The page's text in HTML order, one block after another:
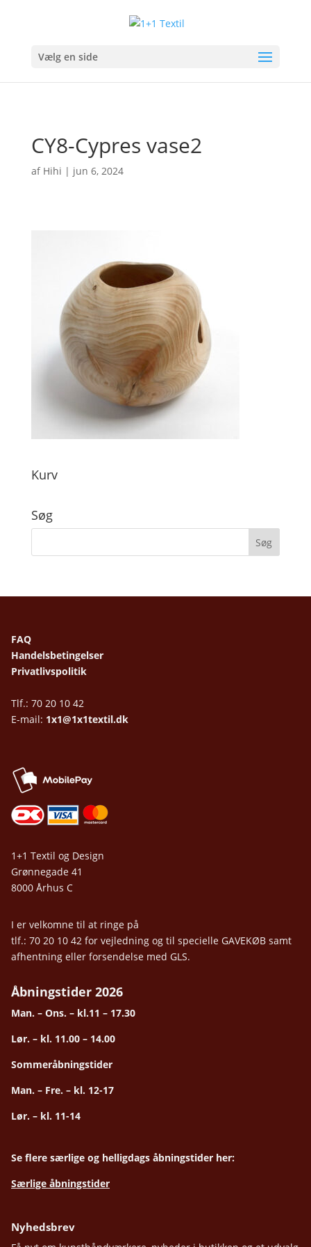
Vælg en side
CY8-Cypres vase2
af Hihi | jun 6, 2024
Kurv
Søg
FAQ
Handelsbetingelser
Privatlivspolitik
Tlf.: 70 20 10 42
E-mail: 1x1@1x1textil.dk
1+1 Textil og Design
Grønnegade 41
8000 Århus C
I er velkomne til at ringe på
tlf.: 70 20 10 42 for vejledning og til specielle GAVEKØB samt
afhentning eller forsendelse med GLS.
Åbningstider 2026
Man. – Ons. – kl.11 – 17.30
Lør. – kl. 11.00 – 14.00
Sommeråbningstider
Man. – Fre. – kl. 12-17
Lør. – kl. 11-14
Se flere særlige og helligdags åbningstider her:
Særlige åbningstider
Nyhedsbrev